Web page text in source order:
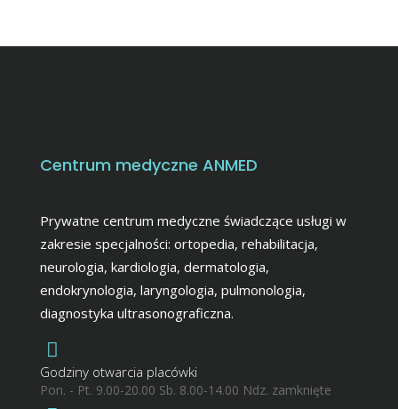
Centrum medyczne ANMED
Prywatne centrum medyczne świadczące usługi w
zakresie specjalności: ortopedia, rehabilitacja,
neurologia, kardiologia, dermatologia,
endokrynologia, laryngologia, pulmonologia,
diagnostyka ultrasonograficzna.
Godziny otwarcia placówki
Pon. - Pt. 9.00-20.00 Sb. 8.00-14.00 Ndz. zamknięte